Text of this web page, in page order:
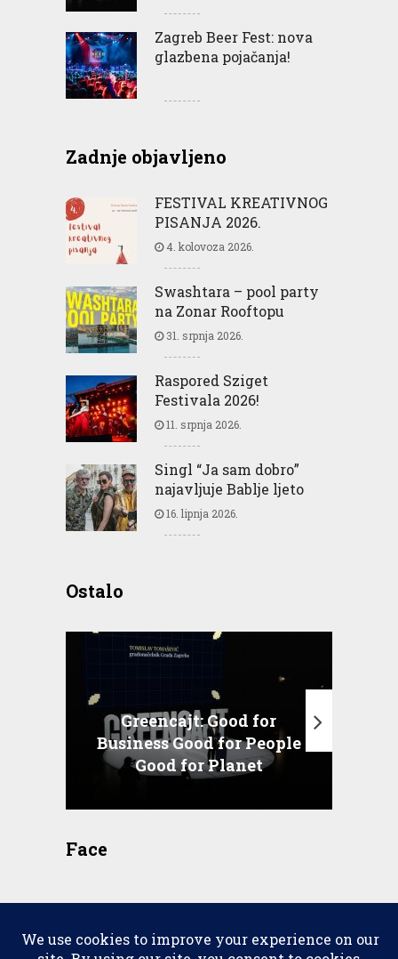
Zagreb Beer Fest: nova
glazbena pojačanja!
Zadnje objavljeno
FESTIVAL KREATIVNOG
PISANJA 2026.
4. kolovoza 2026.
Swashtara – pool party
na Zonar Rooftopu
31. srpnja 2026.
Raspored Sziget
Festivala 2026!
11. srpnja 2026.
Singl “Ja sam dobro”
najavljuje Bablje ljeto
16. lipnja 2026.
Ostalo
Greencajt: Good for
Business Good for People
Good for Planet
Face